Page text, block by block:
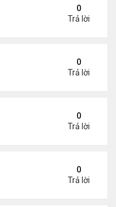
7/2/21
0
Trả lời
6/25/21- 7/2/21
0
Trả lời
6/25/21- 7/2/21
0
Trả lời
6/25/21
0
Trả lời